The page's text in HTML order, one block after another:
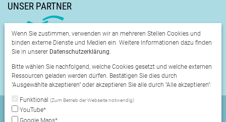
UNSER PARTNER
Startseite
Wenn Sie zustimmen, verwenden wir an mehreren Stellen Cookies und
binden externe Dienste und Medien ein. Weitere Informationen dazu finden
Sie in unserer Datenschutzerklärung.
Bitte wählen Sie nachfolgend, welche Cookies gesetzt und welche externen
Ressourcen geladen werden dürfen. Bestätigen Sie dies durch
"Ausgewählte akzeptieren" oder akzeptieren Sie alle durch "Alle akzeptieren":
Funktional(Zum Betrieb der Webseite notwendig)
YouTube*
Google Maps*